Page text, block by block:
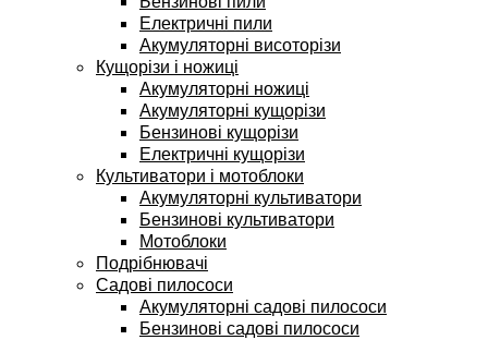
Електричні пили
Акумуляторні висоторізи
Кущорізи і ножиці
Акумуляторні ножиці
Акумуляторні кущорізи
Бензинові кущорізи
Електричні кущорізи
Культиватори і мотоблоки
Акумуляторні культиватори
Бензинові культиватори
Мотоблоки
Подрібнювачі
Садові пилососи
Акумуляторні садові пилососи
Бензинові садові пилососи